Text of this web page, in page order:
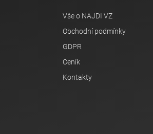
Vše o NAJDI VZ
Obchodní podmínky
GDPR
Ceník
Kontakty